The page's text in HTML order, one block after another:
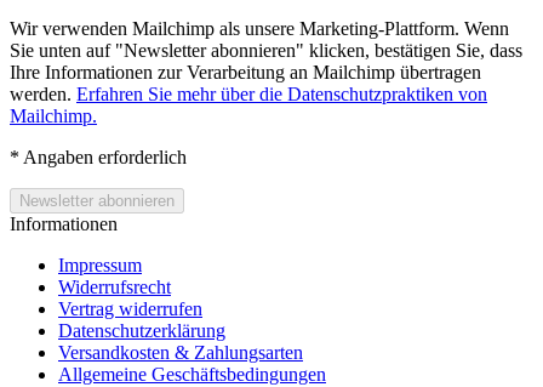
Wir verwenden Mailchimp als unsere Marketing-Plattform. Wenn
Sie unten auf "Newsletter abonnieren" klicken, bestätigen Sie, dass
Ihre Informationen zur Verarbeitung an Mailchimp übertragen
werden. Erfahren Sie mehr über die Datenschutzpraktiken von
Mailchimp.
* Angaben erforderlich
Informationen
Impressum
Widerrufsrecht
Vertrag widerrufen
Datenschutzerklärung
Versandkosten & Zahlungsarten
Allgemeine Geschäftsbedingungen